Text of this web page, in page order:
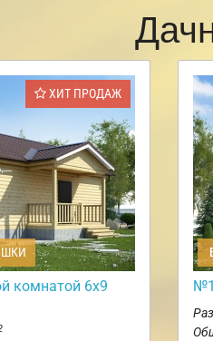
ХИТ ПРОДАЖ
комнатой 6х9